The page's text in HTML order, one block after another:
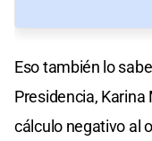
Eso también lo
Presidencia, Karina
cálculo negativo al